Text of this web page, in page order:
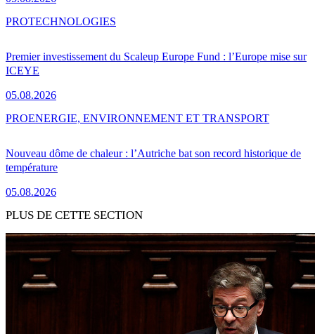
Premier investissement du Scaleup Europe Fund : l’Europe mise sur
ICEYE
05.08.2026
PROTECHNOLOGIES
Nouveau dôme de chaleur : l’Autriche bat son record historique de
température
05.08.2026
PROENERGIE, ENVIRONNEMENT ET TRANSPORT
PLUS DE CETTE SECTION